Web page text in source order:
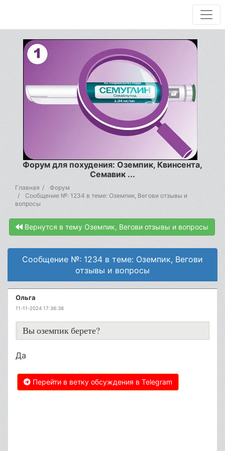
Форум для похудения: Оземпик, Квинсента,
Семавик ...
Главная
Форум
Сообщение №: 1234 в теме: Оземпик, Вегови отзывы и
вопросы
Вернутся в тему Оземпик, Вегови отзывы и вопросы
Сообщение №: 1234 в теме: Оземпик, Вегови
отзывы и вопросы
Ольга
11-11-2024 17:36:38
Вы оземпик берете?
Да
Перейти в ветку обсуждения в Telegram